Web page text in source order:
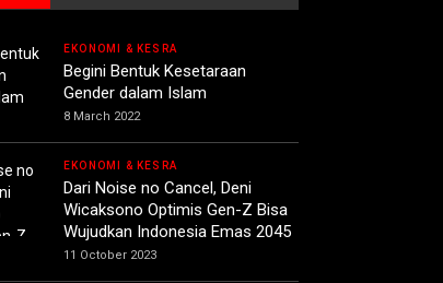
EKONOMI & KESRA
Begini Bentuk Kesetaraan
Gender dalam Islam
8 March 2022
EKONOMI & KESRA
Dari Noise no Cancel, Deni
Wicaksono Optimis Gen-Z Bisa
Wujudkan Indonesia Emas 2045
11 October 2023